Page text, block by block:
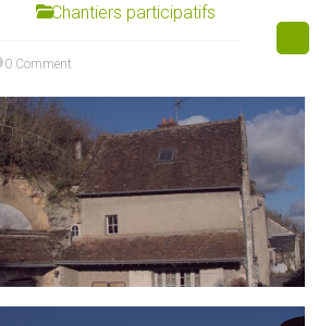
Chantiers participatifs
0 Comment